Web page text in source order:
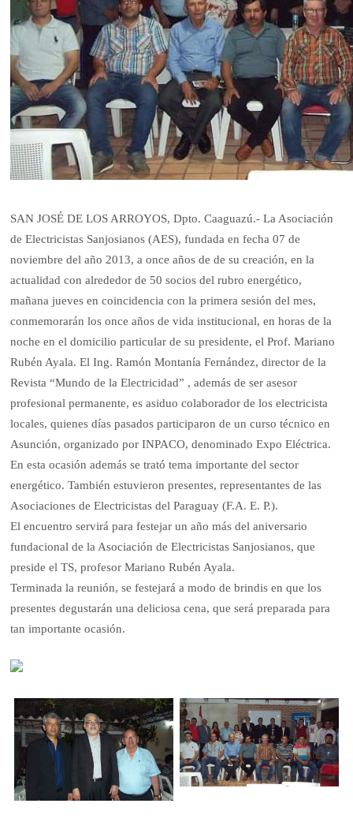
SAN JOSÉ DE LOS ARROYOS, Dpto. Caaguazú.- La Asociación
de Electricistas Sanjosianos (AES), fundada en fecha 07 de
noviembre del año 2013, a once años de de su creación, en la
actualidad con alrededor de 50 socios del rubro energético,
mañana jueves en coincidencia con la primera sesión del mes,
conmemorarán los once años de vida institucional, en horas de la
noche en el domicilio particular de su presidente, el Prof. Mariano
Rubén Ayala. El Ing. Ramón Montanía Fernández, director de la
Revista “Mundo de la Electricidad” , además de ser asesor
profesional permanente, es asiduo colaborador de los electricista
locales, quienes días pasados participaron de un curso técnico en
Asunción, organizado por INPACO, denominado Expo Eléctrica.
En esta ocasión además se trató tema importante del sector
energético. También estuvieron presentes, representantes de las
Asociaciones de Electricistas del Paraguay (F.A. E. P.).
El encuentro servirá para festejar un año más del aniversario
fundacional de la Asociación de Electricistas Sanjosianos, que
preside el TS, profesor Mariano Rubén Ayala.
Terminada la reunión, se festejará a modo de brindis en que los
presentes degustarán una deliciosa cena, que será preparada para
tan importante ocasión.